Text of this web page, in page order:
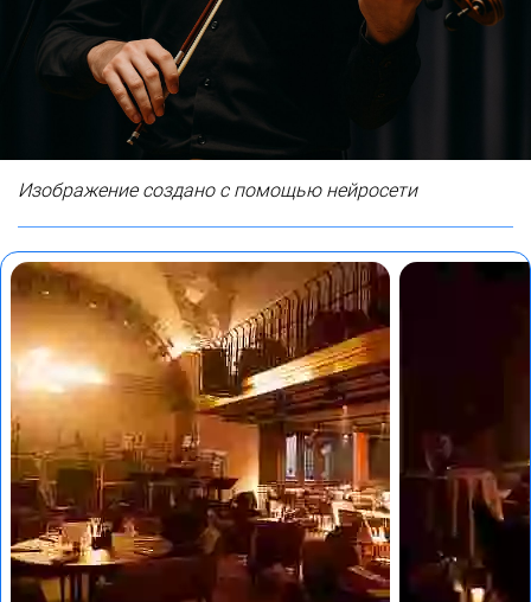
Изображение создано с помощью нейросети